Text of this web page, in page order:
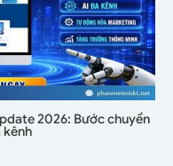
2026: Bước chuyển
kênh